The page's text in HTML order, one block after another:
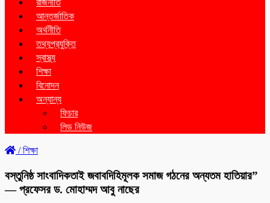
রাজনীতি
আন্তর্জাতিক
অর্থনীতি
তথ্যপ্রযুক্তি
স্বাস্থ্য
শিক্ষা
বিনোদন
অন্যান্য
ফিচার
লিড নিউজ
/শিক্ষা
বস্তুনিষ্ঠ সাংবাদিকতাই জবাবদিহিমূলক সমাজ গঠনের অন্যতম হাতিয়ার”
— প্রফেসর ড. মোহাম্মদ আবু নাছের